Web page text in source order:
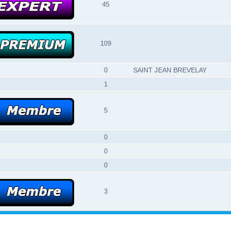
45
109
0 SAINT JEAN BREVELAY
1
5
0
0
0
3